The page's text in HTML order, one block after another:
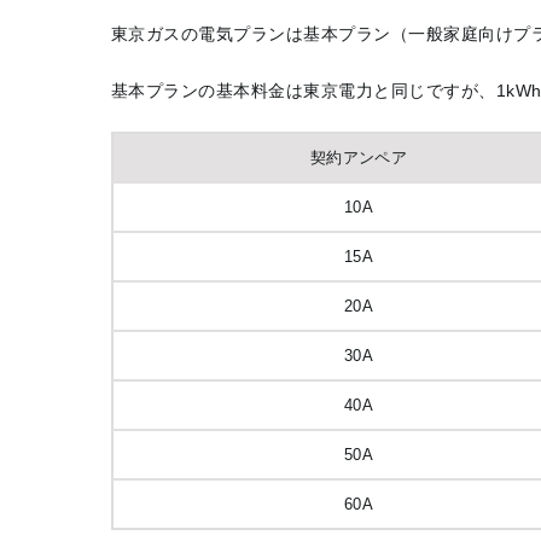
東京ガスの電気プランは基本プラン（一般家庭向け
基本プランの基本料金は東京電力と同じですが、
契約アンペア
10A
15A
20A
30A
40A
50A
60A